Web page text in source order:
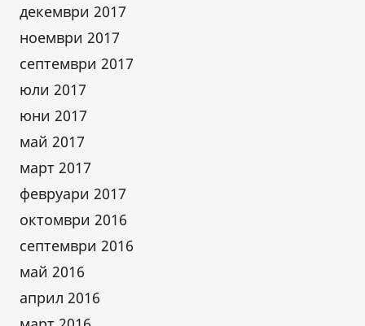
декември 2017
ноември 2017
септември 2017
юли 2017
юни 2017
май 2017
март 2017
февруари 2017
октомври 2016
септември 2016
май 2016
април 2016